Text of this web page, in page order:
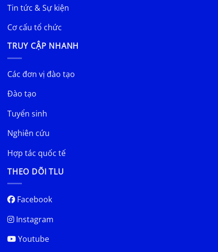
Tin tức & Sự kiện
Cơ cấu tổ chức
TRUY CẬP NHANH
Các đơn vị đào tạo
Đào tạo
Tuyển sinh
Nghiên cứu
Hợp tác quốc tế
THEO DÕI TLU
Facebook
Instagram
Youtube